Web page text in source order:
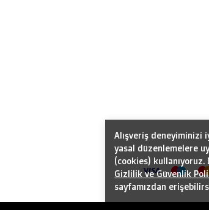
Alışveriş deneyiminizi
yasal düzenlemelere
(cookies) kullanıyoruz.
Gizlilik ve Güvenlik
sayfamızdan